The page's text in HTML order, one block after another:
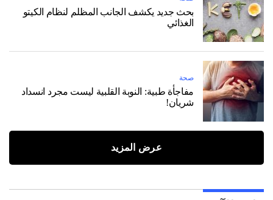
بحث جديد يكشف الجانب المظلم لنظام الكيتو
الغذائي
صحة
مفاجأة طبية: النوبة القلبية ليست مجرد انسداد
شريان!
عرض المزيد